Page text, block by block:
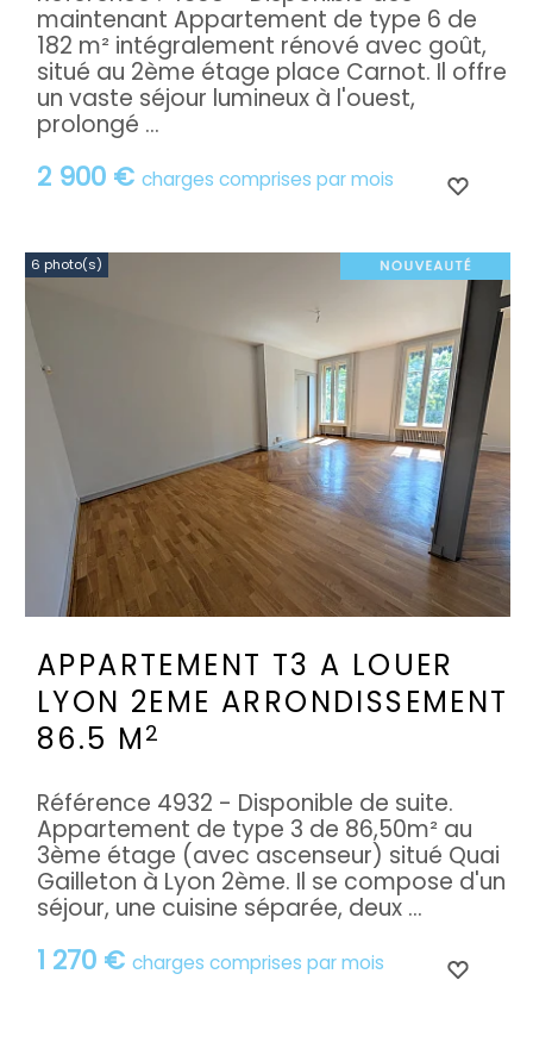
2 900 € charges comprises par mois
maintenant Appartement de type 6 de
182 m² intégralement rénové avec goût,
situé au 2ème étage place Carnot. Il offre
un vaste séjour lumineux à l'ouest,
prolongé ...
6 photo(s)
APPARTEMENT T3 A LOUER
LYON 2EME ARRONDISSEMENT
86.5 M 2
1 270 € charges comprises par mois
Référence 4932 - Disponible de suite.
Appartement de type 3 de 86,50m² au
3ème étage (avec ascenseur) situé Quai
Gailleton à Lyon 2ème. Il se compose d'un
séjour, une cuisine séparée, deux ...